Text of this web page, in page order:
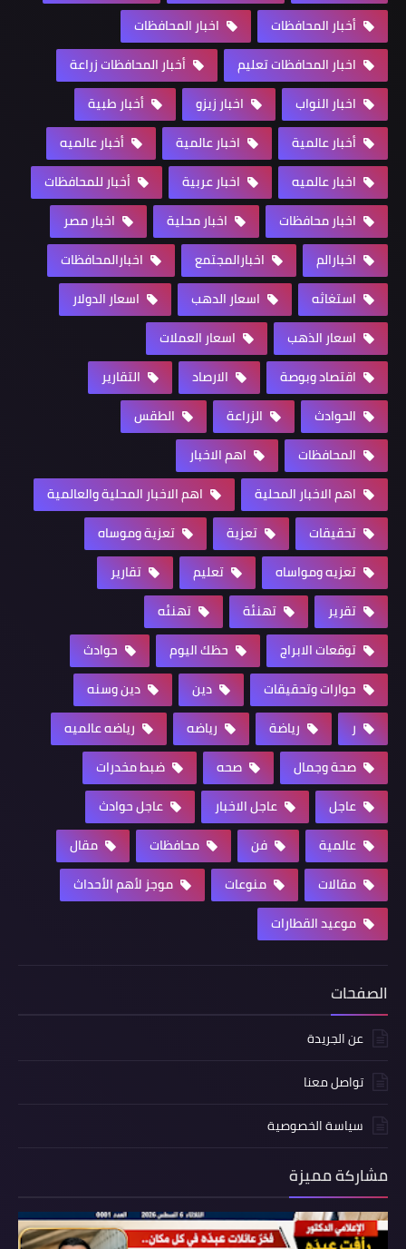
أخبار المحافظات
اخبار المحافظات
اخبار المحافظات تعليم
أخبار المحافظات زراعة
اخبار النواب
اخبار زيزو
أخبار طبية
أخبار عالمية
اخبار عالمية
أخبار عالميه
اخبار عالميه
اخبار عربية
أخبار للمحافظات
اخبار محافظات
اخبار محلية
اخبار مصر
اخبارالم
اخبارالمجتمع
اخبارالمحافظات
استغاثه
اسعار الدهب
اسعار الدولار
اسعار الذهب
اسعار العملات
اقتصاد وبوصة
الارصاد
التقارير
الحوادث
الزراعة
الطقس
المحافظات
اهم الاخبار
اهم الاخبار المحلية
اهم الاخبار المحلية والعالمية
تحقيقات
تعزية
تعزية وموساه
تعزيه ومواساه
تعليم
تقارير
تقرير
تهنئة
تهنئه
توقعات الابراج
حظك اليوم
حوادث
حوارات وتحقيقات
دين
دين وسنه
ر
رياضة رياضه
رياضه عالميه
صحة وجمال
صحه
ضبط مخدرات
عاجل
عاجل الاخبار
عاجل حوادث
عالمية
فن محافظات
مقال
مقالات
منوعات
موجز لأهم الأحداث
موعيد القطارات
الصفحات
عن الجريدة
تواصل معنا
سياسة الخصوصية
مشاركة مميزة